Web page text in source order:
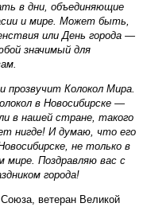
в дни, объединяющие
и мире. Может быть,
или День города —
значимый для
прозвучит Колокол Мира.
в Новосибирске —
в нашей стране, такого
нигде! И думаю, что его
не только в
мире. Поздравляю вас с
города!
ветеран Великой